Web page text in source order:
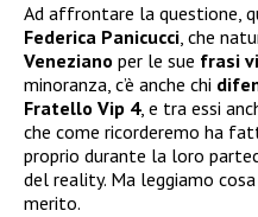
Ad affrontare la questione,
Federica Panicucci, che
Veneziano per le sue frasi
minoranza, c’è anche chi
Fratello Vip 4, e tra essi
che come ricorderemo ha
proprio durante la loro
del reality. Ma leggiamo
merito.